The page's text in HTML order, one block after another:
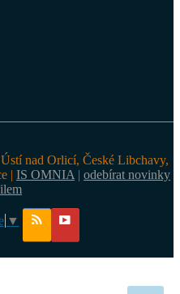
nad Orlicí, České Libchavy,
| IS OMNIA | odebírat novinky
▼